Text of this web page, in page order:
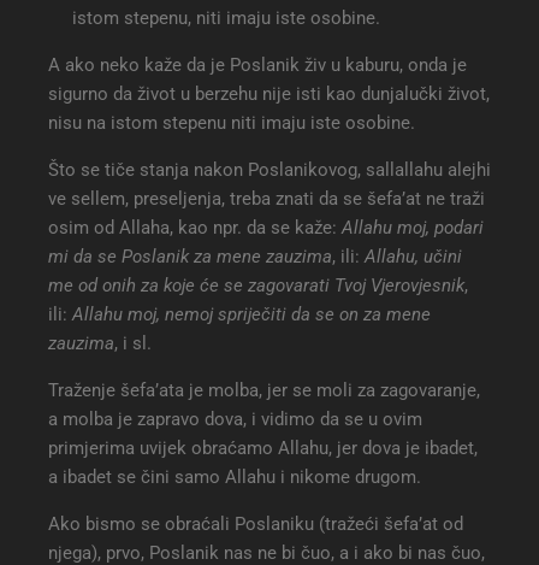
istom stepenu, niti imaju iste osobine.
A ako neko kaže da je Poslanik živ u kaburu, onda je
sigurno da život u berzehu nije isti kao dunjalučki život,
nisu na istom stepenu niti imaju iste osobine.
Što se tiče stanja nakon Poslanikovog, sallallahu alejhi
ve sellem, preseljenja, treba znati da se šefa’at ne traži
osim od Allaha, kao npr. da se kaže:Allahu moj, podari
mi da se Poslanik za mene zauzima, ili:Allahu, učini
me od onih za koje će se zagovarati Tvoj Vjerovjesnik,
ili:Allahu moj, nemoj spriječiti da se on za mene
zauzima, i sl.
Traženje šefa’ata je molba, jer se moli za zagovaranje,
a molba je zapravo dova, i vidimo da se u ovim
primjerima uvijek obraćamo Allahu, jer dova je ibadet,
a ibadet se čini samo Allahu i nikome drugom.
Ako bismo se obraćali Poslaniku (tražeći šefa’at od
njega), prvo, Poslanik nas ne bi čuo, a i ako bi nas čuo,